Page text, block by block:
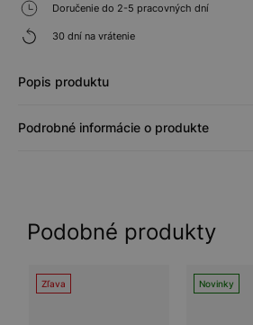
Doručenie do 2-5 pracovných dní
30 dní na vrátenie
Popis produktu
Podrobné informácie o produkte
Podobné produkty
Zľava Novinky